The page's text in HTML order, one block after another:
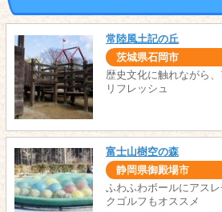
常陸風土記の丘
茨城県石岡市
歴史文化に触れながら
リフレッシュ
富士山樹空の森
静岡県御殿場市
ふわふわボールにアス
クゴルフもオススメ